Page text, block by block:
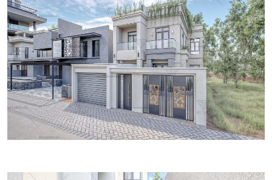
THEO TIẾN ĐỘ
VỪA KHAI TRƯƠNG
SẮP KHỞI CÔNG
ĐANG THI CÔNG